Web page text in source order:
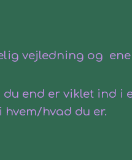
vejledning og
end er viklet ind i
hvem/hvad du er.